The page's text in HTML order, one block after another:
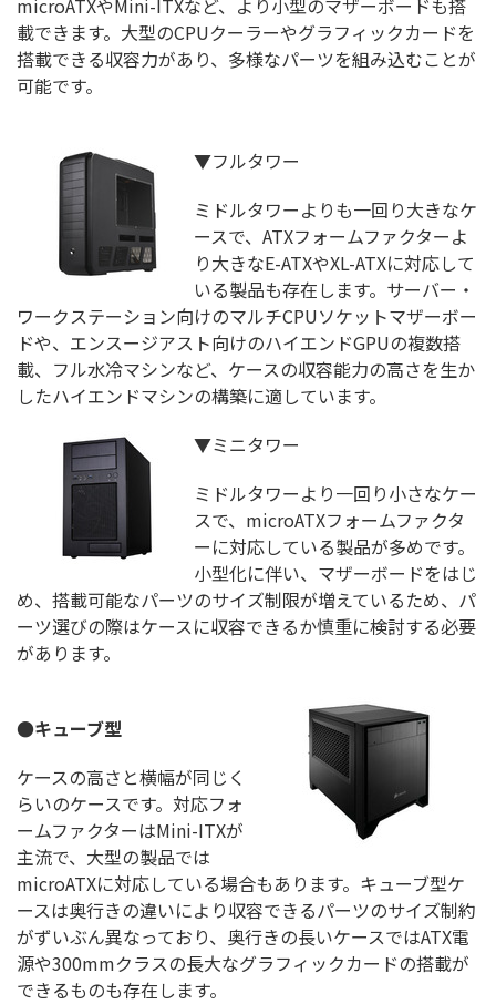
microATXやMini-ITXなど、より小型のマザーボードも搭
載できます。大型のCPUクーラーやグラフィックカードを
搭載できる収容力があり、多様なパーツを組み込むことが
可能です。
▼フルタワー
ミドルタワーよりも一回り大きなケ
ースで、ATXフォームファクターよ
り大きなE-ATXやXL-ATXに対応して
いる製品も存在します。サーバー・
ワークステーション向けのマルチCPUソケットマザーボー
ドや、エンスージアスト向けのハイエンドGPUの複数搭
載、フル水冷マシンなど、ケースの収容能力の高さを生か
したハイエンドマシンの構築に適しています。
▼ミニタワー
ミドルタワーより一回り小さなケー
スで、microATXフォームファクタ
ーに対応している製品が多めです。
小型化に伴い、マザーボードをはじ
め、搭載可能なパーツのサイズ制限が増えているため、パ
ーツ選びの際はケースに収容できるか慎重に検討する必要
があります。
●キューブ型
ケースの高さと横幅が同じく
らいのケースです。対応フォ
ームファクターはMini-ITXが
主流で、大型の製品では
microATXに対応している場合もあります。キューブ型ケ
ースは奥行きの違いにより収容できるパーツのサイズ制約
がずいぶん異なっており、奥行きの長いケースではATX電
源や300mmクラスの長大なグラフィックカードの搭載が
できるものも存在します。